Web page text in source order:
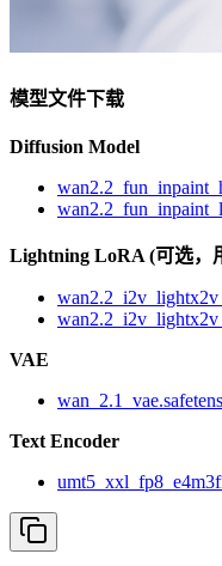
模型文件下载
Diffusion Model
Lightning LoRA (可选，
VAE
Text Encoder